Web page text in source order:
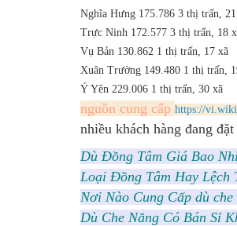
Nghĩa Hưng 175.786 3 thị trấn,
Trực Ninh 172.577 3 thị trấn, 18
Vụ Bản 130.862 1 thị trấn, 17 xã
Xuân Trường 149.480 1 thị trấn,
Ý Yên 229.006 1 thị trấn, 30 xã
nguồn cung cấp https://
nhiều khách hàng đang
Dù Đồng Tâm Giá Bao
Loại Đồng Tâm Hay Lệch
Nơi Nào Cung Cấp dù
Dù Che Nắng Có Bán Sỉ